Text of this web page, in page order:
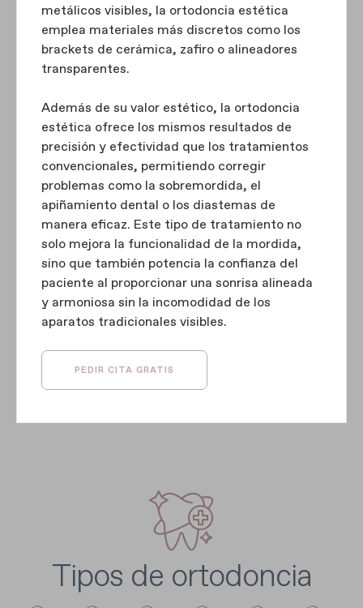
metálicos visibles, la ortodoncia estética
emplea materiales más discretos como los
brackets de cerámica, zafiro o alineadores
transparentes.
Además de su valor estético, la ortodoncia
estética ofrece los mismos resultados de
precisión y efectividad que los tratamientos
convencionales, permitiendo corregir
problemas como la sobremordida, el
apiñamiento dental o los diastemas de
manera eficaz. Este tipo de tratamiento no
solo mejora la funcionalidad de la mordida,
sino que también potencia la confianza del
paciente al proporcionar una sonrisa alineada
y armoniosa sin la incomodidad de los
aparatos tradicionales visibles.
PEDIR CITA GRATIS
Tipos de ortodoncia